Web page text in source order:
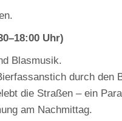
Uhr)
Blasmusik.
durch den
die Straßen – ein
am Nachmittag.